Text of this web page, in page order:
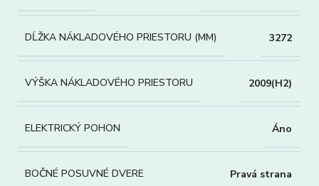
DĹŽKA NÁKLADOVÉHO PRIESTORU (MM) 3272
VÝŠKA NÁKLADOVÉHO PRIESTORU 2009(H2)
ELEKTRICKÝ POHON Áno
BOČNÉ POSUVNÉ DVERE Pravá strana